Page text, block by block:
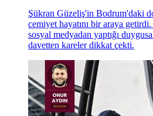
Şükran Güzeliş'in Bodrum'daki
cemiyet hayatını bir araya
sosyal medyadan yaptığı
davetten kareler dikkat çekti.